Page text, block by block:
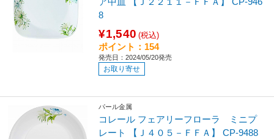
8
¥1,540 (税込)
ポイント：154
発売日：2024/05/20発売
お取り寄せ
パール金属
コレール フェアリーフローラ ミニプ
レート 【Ｊ４０５－ＦＦＡ】 CP-9488